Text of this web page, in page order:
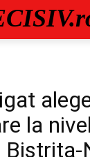
la
Bistrița-